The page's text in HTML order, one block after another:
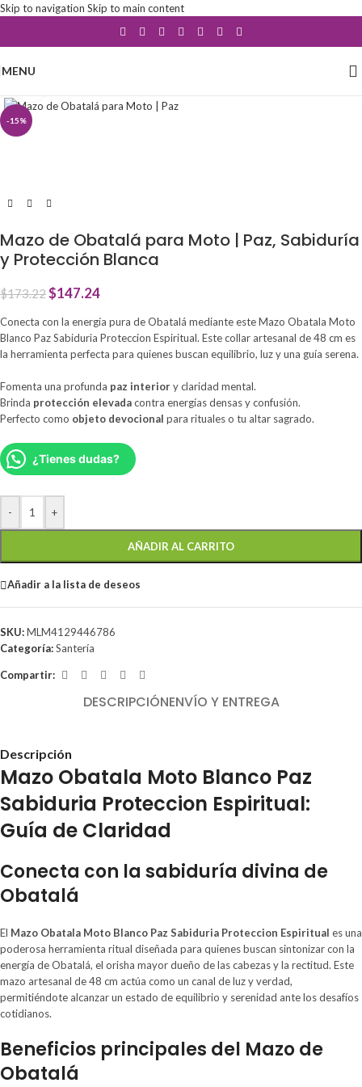
Skip to navigation Skip to main content
MENU
-15%
Mazo de Obatalá para Moto | Paz, Sabiduría
y Protección Blanca
$173.22$147.24
Conecta con la energía pura de Obatalá mediante este Mazo Obatala Moto
Blanco Paz Sabiduria Proteccion Espiritual. Este collar artesanal de 48 cm es
la herramienta perfecta para quienes buscan equilibrio, luz y una guía serena.
Fomenta una profunda paz interiory claridad mental.
Brinda protección elevadacontra energías densas y confusión.
Perfecto como objeto devocional para rituales o tu altar sagrado.
¿Tienes dudas?
- +
AÑADIR AL CARRITO
Añadir a la lista de deseos
SKU:MLM4129446786
Categoría:Santería
Compartir:
DESCRIPCIÓNENVÍO Y ENTREGA
Descripción
Mazo Obatala Moto Blanco Paz
Sabiduria Proteccion Espiritual:
Guía de Claridad
Conecta con la sabiduría divina de
Obatalá
El Mazo Obatala Moto Blanco Paz Sabiduria Proteccion Espiritual es una
poderosa herramienta ritual diseñada para quienes buscan sintonizar con la
energía de Obatalá, el orisha mayor dueño de las cabezas y la rectitud. Este
mazo artesanal de 48 cm actúa como un canal de luz y verdad,
permitiéndote alcanzar un estado de equilibrio y serenidad ante los desafíos
cotidianos.
Beneficios principales del Mazo de
Obatalá